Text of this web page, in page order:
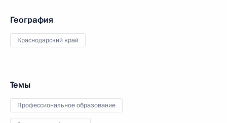
География
Краснодарский край
Темы
Профессиональное образование